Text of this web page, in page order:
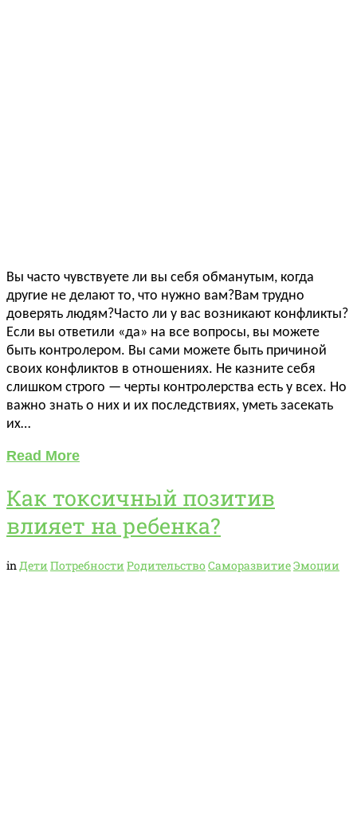
Вы часто чувствуете ли вы себя обманутым, когда
другие не делают то, что нужно вам?Вам трудно
доверять людям?Часто ли у вас возникают конфликты?
Если вы ответили «да» на все вопросы, вы можете
быть контролером. Вы сами можете быть причиной
своих конфликтов в отношениях. Не казните себя
слишком строго — черты контролерства есть у всех. Но
важно знать о них и их последствиях, уметь засекать
их…
Read More
Как токсичный позитив
влияет на ребенка?
inДети Потребности Родительство СаморазвитиеЭмоции